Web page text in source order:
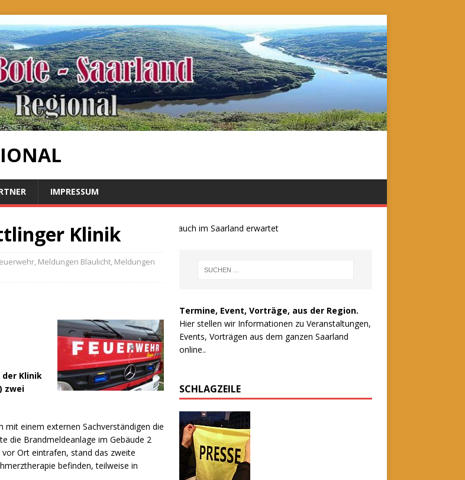
IMPRESSUM
Klinik
, Meldungen Blaulicht, Meldungen
der Klinik
zwei
einem externen Sachverständigen die
die Brandmeldeanlage im Gebäude 2
Ort eintrafen, stand das zweite
befinden, teilweise in
Bauernproteste auch im Saarland erwartet
Termine, Event, Vorträge, aus der Region.
Hier stellen wir Informationen zu Veranstaltungen,
Events, Vorträgen aus dem ganzen Saarland
online..
SCHLAGZEILE